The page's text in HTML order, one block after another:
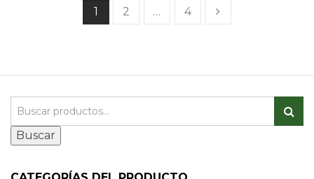
1 2 … 4
Buscar